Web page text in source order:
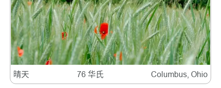
晴天 76 华氏 Columbus, Ohio